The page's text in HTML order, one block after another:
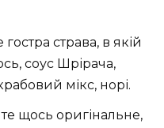
страва, в якій
соус Шрірача,
мікс, норі.
щось оригінальне,